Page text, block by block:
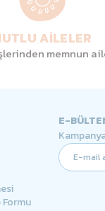
AİLELER
memnun
E-